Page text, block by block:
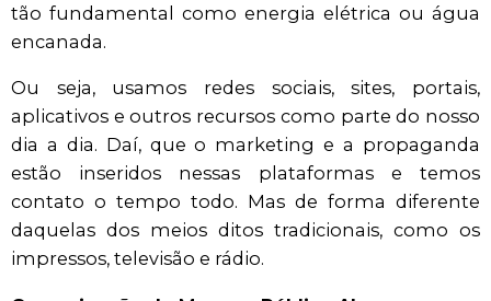
tão fundamental como energia elétrica ou água
encanada.
Ou seja, usamos redes sociais, sites, portais,
aplicativos e outros recursos como parte do nosso
dia a dia. Daí, que o marketing e a propaganda
estão inseridos nessas plataformas e temos
contato o tempo todo. Mas de forma diferente
daquelas dos meios ditos tradicionais, como os
impressos, televisão e rádio.